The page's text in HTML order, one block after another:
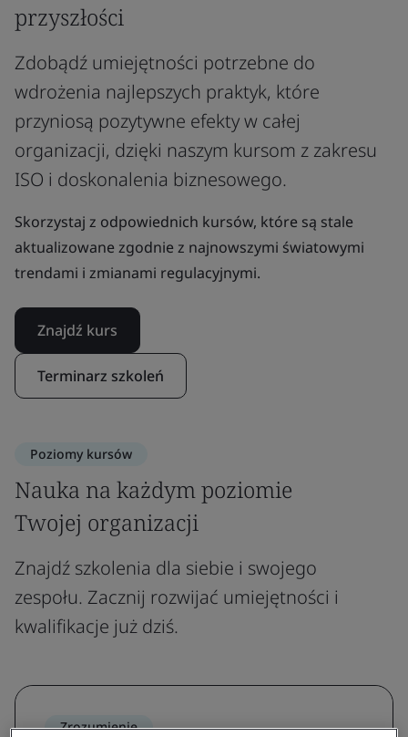
przyszłości
Zdobądź umiejętności potrzebne do
wdrożenia najlepszych praktyk, które
przyniosą pozytywne efekty w całej
organizacji, dzięki naszym kursom z zakresu
ISO i doskonalenia biznesowego.
Skorzystaj z odpowiednich kursów, które są stale
aktualizowane zgodnie z najnowszymi światowymi
trendami i zmianami regulacyjnymi.
Znajdź kurs
Terminarz szkoleń
Poziomy kursów
Nauka na każdym poziomie
Twojej organizacji
Znajdź szkolenia dla siebie i swojego
zespołu. Zacznij rozwijać umiejętności i
kwalifikacje już dziś.
Zrozumienie